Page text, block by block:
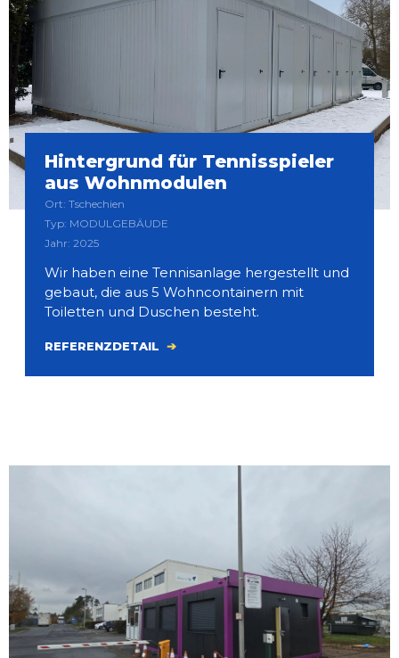
Hintergrund für Tennisspieler
aus Wohnmodulen
Ort: Tschechien
Typ: MODULGEBÄUDE
Jahr: 2025
Wir haben eine Tennisanlage hergestellt und
gebaut, die aus 5 Wohncontainern mit
Toiletten und Duschen besteht.
REFERENZDETAIL